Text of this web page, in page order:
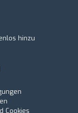
hinzu
Cookies